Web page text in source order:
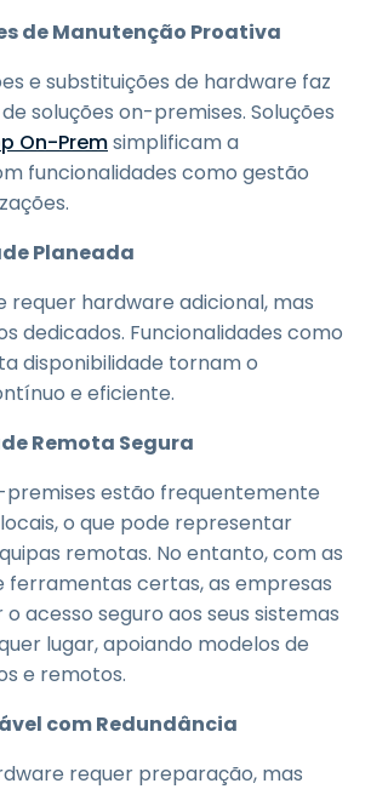
de Manutenção Proativa
e substituições de hardware faz
soluções on-premises. Soluções
On-Premsimplificam a
funcionalidades como gestão
Planeada
requer hardware adicional, mas
dedicados. Funcionalidades como
disponibilidade tornam o
e eficiente.
Remota Segura
premises estão frequentemente
o que pode representar
remotas. No entanto, com as
ferramentas certas, as empresas
acesso seguro aos seus sistemas
lugar, apoiando modelos de
e remotos.
com Redundância
requer preparação, mas